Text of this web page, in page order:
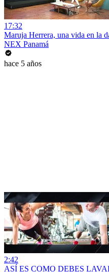
17:32
Maruja Herrera, una vida en la
NEX Panamá
hace 5 años
2:42
ASÍ ES COMO DEBES